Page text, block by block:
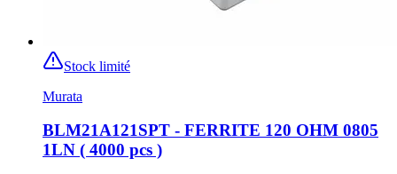
Stock limité
Murata
BLM21A121SPT - FERRITE 120 OHM 0805
1LN ( 4000 pcs )